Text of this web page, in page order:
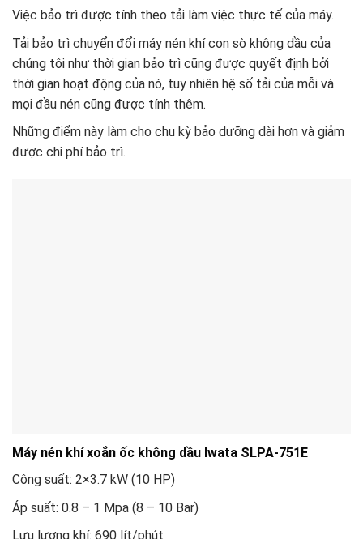
Việc bảo trì được tính theo tải làm việc thực tế của máy.
Tải bảo trì chuyển đổi máy nén khí con sò không dầu của
chúng tôi như thời gian bảo trì cũng được quyết định bởi
thời gian hoạt động của nó, tuy nhiên hệ số tải của mỗi và
mọi đầu nén cũng được tính thêm.
Những điểm này làm cho chu kỳ bảo dưỡng dài hơn và giảm
được chi phí bảo trì.
Máy nén khí xoắn ốc không dầu Iwata SLPA-751E
Công suất: 2×3.7 kW (10 HP)
Áp suất: 0.8 – 1 Mpa (8 – 10 Bar)
Lưu lượng khí: 690 lít/phút